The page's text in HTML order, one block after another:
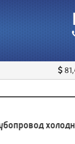
холодного